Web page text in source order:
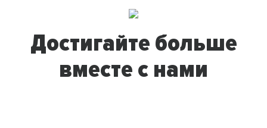
Достигайте больше
вместе с нами